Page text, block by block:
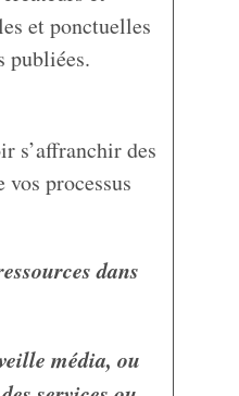
et ponctuelles
publiées.
s’affranchir des
processus
dans
média, ou